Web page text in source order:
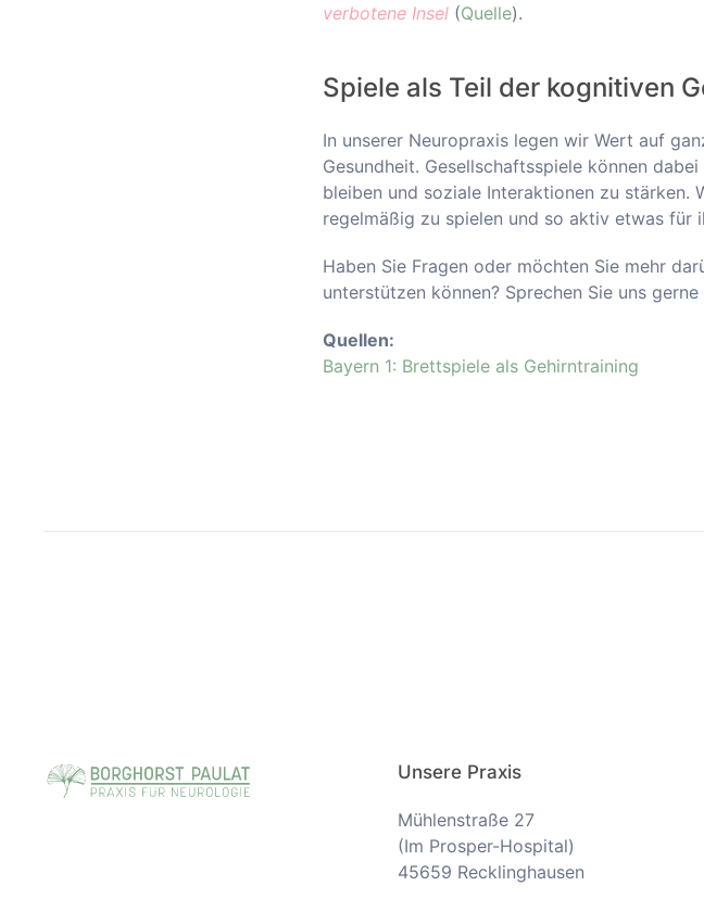
verbotene Insel (Quelle).
Spiele als Teil der kognitiven
In unserer Neuropraxis legen wir Wert auf
Gesundheit. Gesellschaftsspiele können
bleiben und soziale Interaktionen zu stärken.
regelmäßig zu spielen und so aktiv etwas für
Haben Sie Fragen oder möchten Sie mehr
unterstützen können? Sprechen Sie uns
Quellen:
Bayern 1: Brettspiele als Gehirntraining
Unsere Praxis
Mühlenstraße 27
(Im Prosper-Hospital)
45659 Recklinghausen